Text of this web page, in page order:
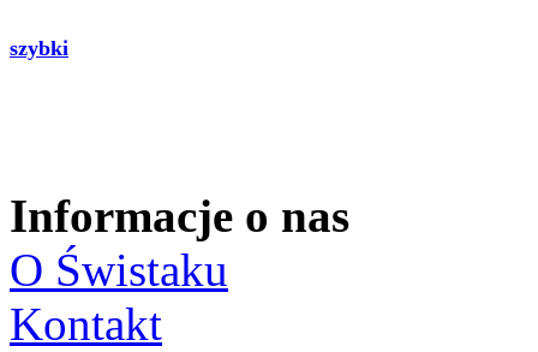
szybki
Informacje o nas
O Świstaku
Kontakt